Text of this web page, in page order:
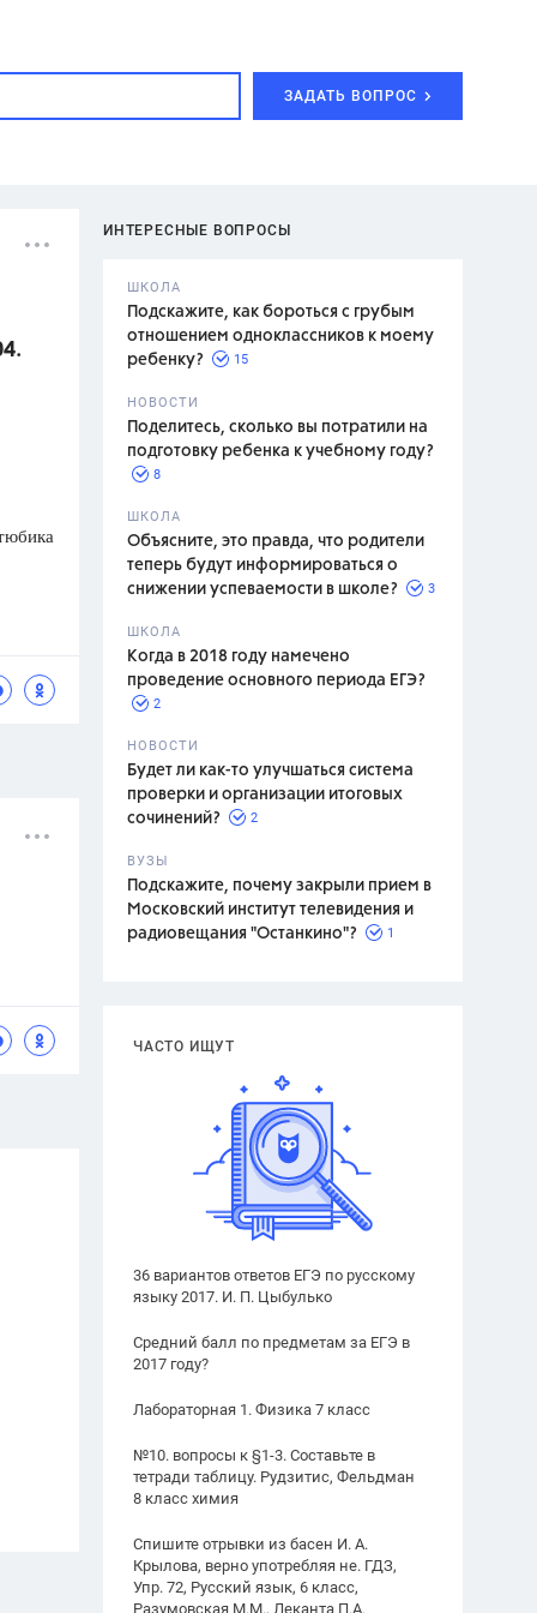
ЗАДАТЬ ВОПРОС
Л.С.,
ИНТЕРЕСНЫЕ ВОПРОСЫ
ШКОЛА
Подскажите, как бороться с грубым
отношением одноклассников к моему
ребенку?
15
НОВОСТИ
Поделитесь, сколько вы потратили на
подготовку ребенка к учебному году?
8
ШКОЛА
Объясните, это правда, что родители
теперь будут информироваться о
снижении успеваемости в школе?
3
ШКОЛА
Когда в 2018 году намечено
проведение основного периода ЕГЭ?
2
НОВОСТИ
Будет ли как-то улучшаться система
проверки и организации итоговых
сочинений?
2
ВУЗЫ
Подскажите, почему закрыли прием в
Московский институт телевидения и
радиовещания "Останкино"?
1
ЧАСТО ИЩУТ
36 вариантов ответов ЕГЭ по русскому
языку 2017. И. П. Цыбулько
Средний балл по предметам за ЕГЭ в
2017 году?
Лабораторная 1. Физика 7 класс
№10. вопросы к §1-3. Составьте в
тетради таблицу. Рудзитис, Фельдман
8 класс химия
Спишите отрывки из басен И. А.
Крылова, верно употребляя не. ГДЗ,
Упр. 72, Русский язык, 6 класс,
Разумовская М.М., Леканта П.А.